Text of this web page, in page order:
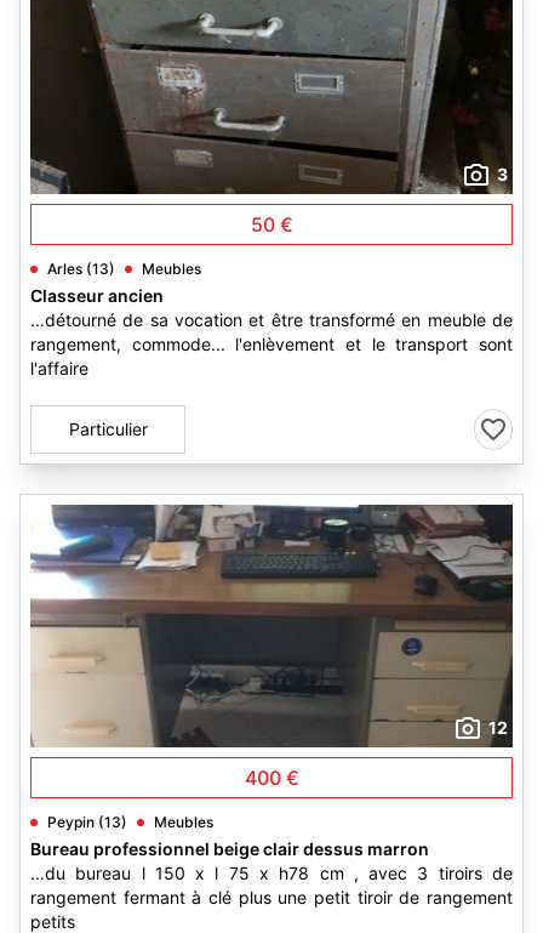
3
50 €
Arles (13) Meubles
Classeur ancien
...détourné de sa vocation et être transformé en meuble de
rangement, commode... l'enlèvement et le transport sont
l'affaire
Particulier
12
400 €
Peypin (13) Meubles
Bureau professionnel beige clair dessus marron
...du bureau l 150 x l 75 x h78 cm , avec 3 tiroirs de
rangement fermant à clé plus une petit tiroir de rangement
petits